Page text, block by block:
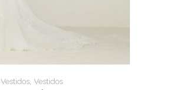
Vestidos, Vestidos